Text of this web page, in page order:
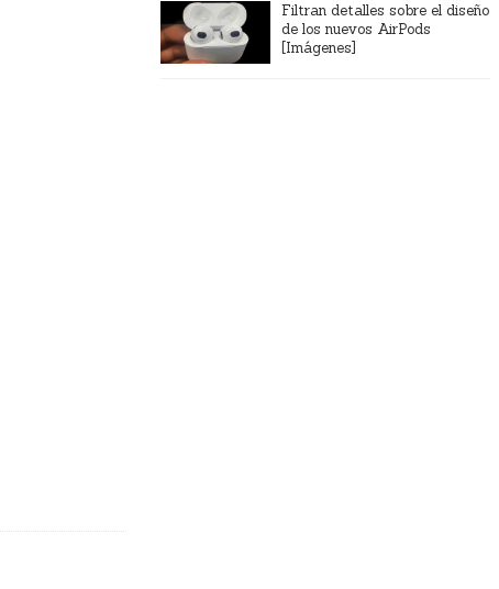
Filtran detalles sobre el diseño
de los nuevos AirPods
[Imágenes]